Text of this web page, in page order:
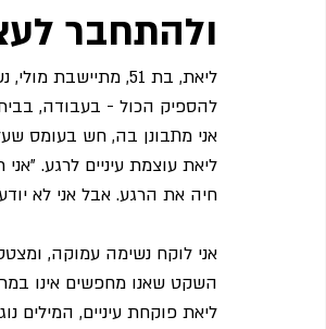
ולהתחבר
ליאת, בת 51,
להספיק הכול - בעבודה,
אני מתבונן בה, חש בעומס
ליאת עוצמת עיניים לרגע.
חיה את הרגע. אבל אני לא
אני לוקח נשימה עמוקה,
השקט שאנו מחפשים אינו
ליאת פוקחת עיניים, המילים